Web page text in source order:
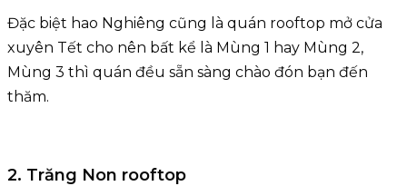
Đặc biệt hao Nghiêng cũng là quán rooftop mở cửa
xuyên Tết cho nên bất kể là Mùng 1 hay Mùng 2,
Mùng 3 thì quán đều sẵn sàng chào đón bạn đến
thăm.
2. Trăng Non rooftop